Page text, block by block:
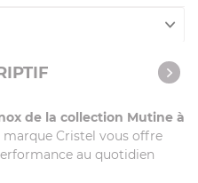
de la collection Mutine à
marque Cristel vous offre
au quotidien